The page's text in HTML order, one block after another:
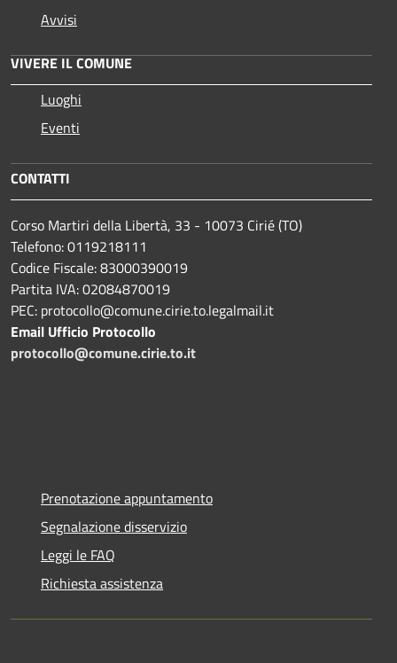
Avvisi
VIVERE IL COMUNE
Luoghi
Eventi
CONTATTI
Corso Martiri della Libertà, 33 - 10073 Cirié (TO)
Telefono: 0119218111
Codice Fiscale: 83000390019
Partita IVA: 02084870019
PEC: protocollo@comune.cirie.to.legalmail.it
Email Ufficio Protocollo
protocollo@comune.cirie.to.it
Prenotazione appuntamento
Segnalazione disservizio
Leggi le FAQ
Richiesta assistenza